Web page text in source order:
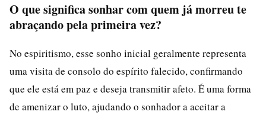
O que significa sonhar com quem já morreu te
abraçando pela primeira vez?
No espiritismo, esse sonho inicial geralmente representa
uma visita de consolo do espírito falecido, confirmando
que ele está em paz e deseja transmitir afeto. É uma forma
de amenizar o luto, ajudando o sonhador a aceitar a